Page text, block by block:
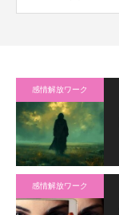
感情解放ワーク
感情解放ワーク